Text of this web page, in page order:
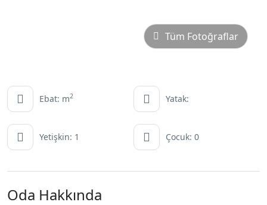
Tüm Fotoğraflar
Ebat: m2 Yatak:
Yetişkin: 1 Çocuk: 0
Oda Hakkında